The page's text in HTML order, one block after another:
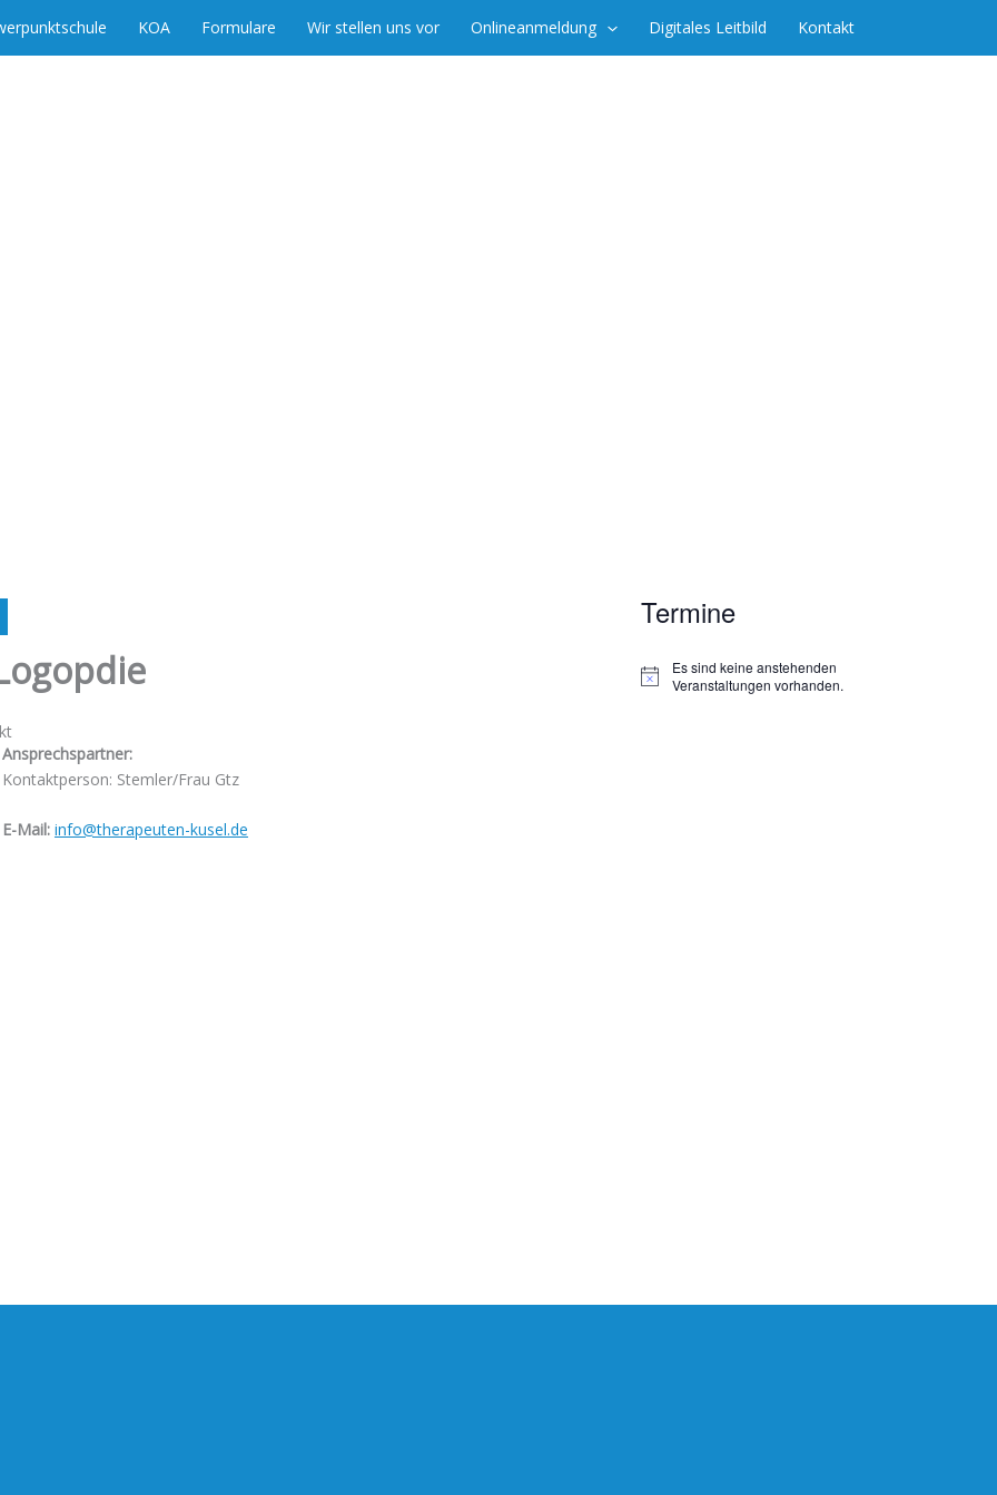
KOA Formulare Wir stellen uns vor Onlineanmeldung Digitales Leitbild Kontakt
Ansprechspartner:
Kontaktperson: Stemler/Frau Gtz
E-Mail: info@therapeuten-kusel.de
Termine
H
Es sind keine anstehenden
Veranstaltungen vorhanden.